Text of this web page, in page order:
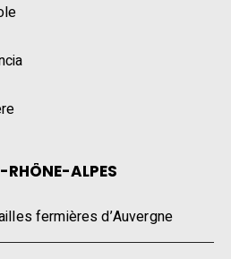
RHÔNE-ALPES
fermières d’Auvergne